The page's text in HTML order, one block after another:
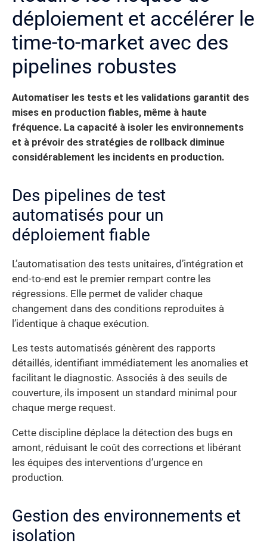
déploiement et accélérer le
time-to-market avec des
pipelines robustes
Automatiser les tests et les validations garantit des
mises en production fiables, même à haute
fréquence. La capacité à isoler les environnements
et à prévoir des stratégies de rollback diminue
considérablement les incidents en production.
Des pipelines de test
automatisés pour un
déploiement fiable
L’automatisation des tests unitaires, d’intégration et
end-to-end est le premier rempart contre les
régressions. Elle permet de valider chaque
changement dans des conditions reproduites à
l’identique à chaque exécution.
Les tests automatisés génèrent des rapports
détaillés, identifiant immédiatement les anomalies et
facilitant le diagnostic. Associés à des seuils de
couverture, ils imposent un standard minimal pour
chaque merge request.
Cette discipline déplace la détection des bugs en
amont, réduisant le coût des corrections et libérant
les équipes des interventions d’urgence en
production.
Gestion des environnements et
isolation